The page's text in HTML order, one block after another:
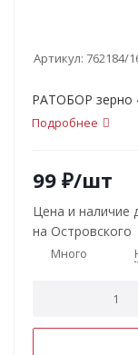
Артикул: 762184/
РАТОБОР зерно
Подробнее
99 ₽/шт
Цена и наличие
на Островского
Много